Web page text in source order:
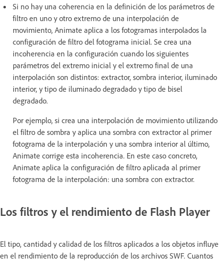
Si no hay una coherencia en la definición de los parámetros de
filtro en uno y otro extremo de una interpolación de
movimiento, Animate aplica a los fotogramas interpolados la
configuración de filtro del fotograma inicial. Se crea una
incoherencia en la configuración cuando los siguientes
parámetros del extremo inicial y el extremo final de una
interpolación son distintos: extractor, sombra interior, iluminado
interior, y tipo de iluminado degradado y tipo de bisel
degradado.
Por ejemplo, si crea una interpolación de movimiento utilizando
el filtro de sombra y aplica una sombra con extractor al primer
fotograma de la interpolación y una sombra interior al último,
Animate corrige esta incoherencia. En este caso concreto,
Animate aplica la configuración de filtro aplicada al primer
fotograma de la interpolación: una sombra con extractor.
Los filtros y el rendimiento de Flash Player
El tipo, cantidad y calidad de los filtros aplicados a los objetos influye
en el rendimiento de la reproducción de los archivos SWF. Cuantos